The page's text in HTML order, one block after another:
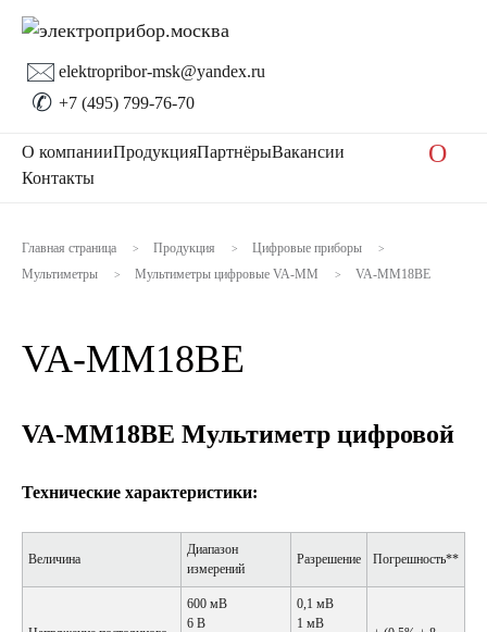
🖂 elektropribor-msk@yandex.ru
✆ +7 (495) 799-76-70
О компанииПродукцияПартнёрыВакансии
Контакты
O
Главная страница > Продукция > Цифровые приборы >
Мультиметры > Мультиметры цифровые VA-MM > VA-MM18ВЕ
VA-MM18ВЕ
VA-MM18ВЕ Мультиметр цифровой
Технические характеристики:
Величина
Диапазон
измерений
Разрешение Погрешность**
600 мВ
6 В
0,1 мВ
1 мВ